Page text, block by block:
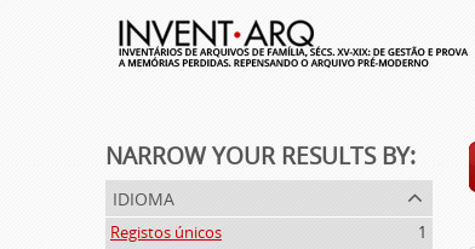
NARROW YOUR RESULTS BY:
idioma
Registos únicos
1